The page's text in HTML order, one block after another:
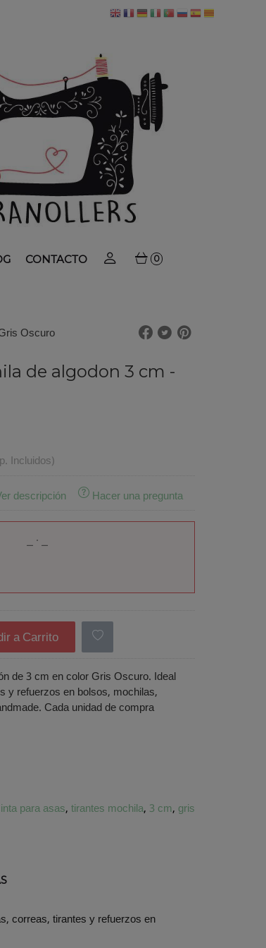
CONTACTO 0
Oscuro
de algodon 3 cm -
Incluidos)
descripción Hacer una pregunta
a Carrito
de 3 cm en color Gris Oscuro. Ideal
y refuerzos en bolsos, mochilas,
Cada unidad de compra
para asas tirantes mochila 3 cm gris
correas, tirantes y refuerzos en